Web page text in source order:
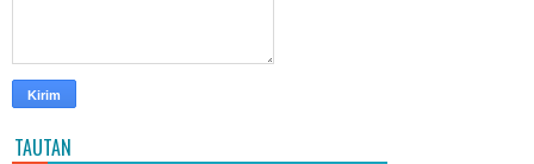
TAUTAN